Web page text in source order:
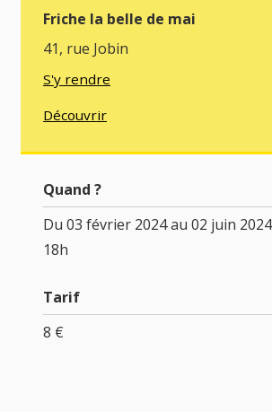
Friche la belle de mai
41, rue Jobin
S'y rendre
Découvrir
Quand ?
Du 03 février 2024 au 02 juin
18h
Tarif
8 €